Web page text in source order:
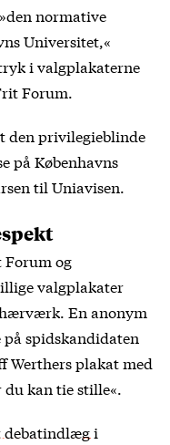
normative
Universitet,«
i valgplakaterne
Forum.
den privilegieblinde
på Københavns
til Uniavisen.
og
valgplakater
En anonym
spidskandidaten
Werthers plakat med
kan tie stille«.
debatindlæg i